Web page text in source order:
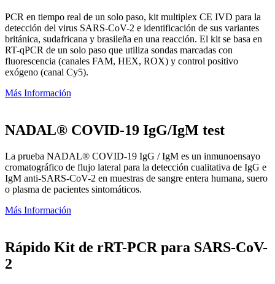
PCR en tiempo real de un solo paso, kit multiplex CE IVD para la
detección del virus SARS-CoV-2 e identificación de sus variantes
británica, sudafricana y brasileña en una reacción. El kit se basa en
RT-qPCR de un solo paso que utiliza sondas marcadas con
fluorescencia (canales FAM, HEX, ROX) y control positivo
exógeno (canal Cy5).
Más Información
NADAL® COVID-19 IgG/IgM test
La prueba NADAL® COVID-19 IgG / IgM es un inmunoensayo
cromatográfico de flujo lateral para la detección cualitativa de IgG e
IgM anti-SARS-CoV-2 en muestras de sangre entera humana, suero
o plasma de pacientes sintomáticos.
Más Información
Rápido Kit de rRT-PCR para SARS-CoV-
2